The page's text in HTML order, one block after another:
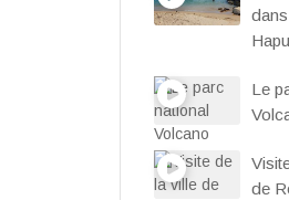
Le
de